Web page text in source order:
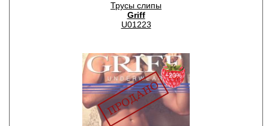
Трусы слипы
Griff
U01223
−20%